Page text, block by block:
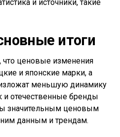
и источники, такие
итоги
что ценовые изменения
и японские марки, а
меньшую динамику
и отечественные бренды
значительным ценовым
данным и трендам.